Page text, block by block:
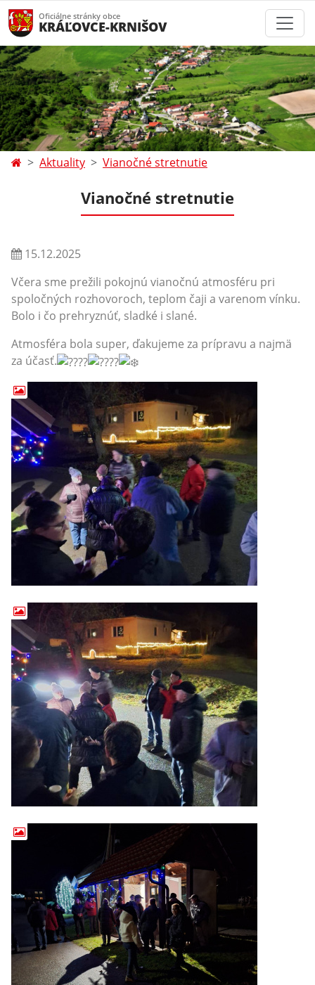
Oficiálne stránky obce
KRÁĽOVCE-KRNIŠOV
Aktuality Vianočné stretnutie
Vianočné stretnutie
15.12.2025
Včera sme prežili pokojnú vianočnú atmosféru pri
spoločných rozhovoroch, teplom čaji a varenom vínku.
Bolo i čo prehryznúť, sladké i slané.
Atmosféra bola super, ďakujeme za prípravu a najmä
za účasť.